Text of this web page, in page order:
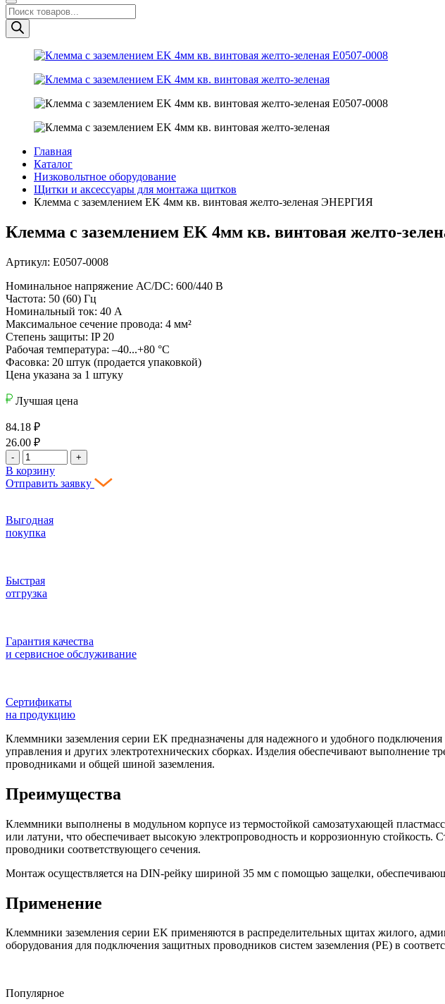
Поиск
товаров
Главная
Каталог
Низковольтное оборудование
Щитки и аксессуары для монтажа щитков
Клемма с заземлением EK 4мм кв. винтовая желто-зеленая ЭНЕРГИЯ
Клемма с заземлением EK 4мм кв. винтовая желто-
Артикул: Е0507-0008
Номинальное напряжение АС/DC: 600/440 В
Частота: 50 (60) Гц
Номинальный ток: 40 А
Максимальное сечение провода: 4 мм²
Степень защиты: IP 20
Рабочая температура: –40...+80 °C
Фасовка: 20 штук (продается упаковкой)
Цена указана за 1 штуку
Лучшая цена
84.18 ₽
26.00 ₽
- +
В корзину
Отправить заявку
Выгодная
покупка
Быстрая
отгрузка
Гарантия качества
и сервисное обслуживание
Сертификаты
на продукцию
Клеммники заземления серии EK предназначены для надежного и удобного
управления и других электротехнических сборках. Изделия обеспечивают выполнение
проводниками и общей шиной заземления.
Преимущества
Клеммники выполнены в модульном корпусе из термостойкой самозатухающей
или латуни, что обеспечивает высокую электропроводность и коррозионную
проводники соответствующего сечения.
Монтаж осуществляется на DIN-рейку шириной 35 мм с помощью защелки,
Применение
Клеммники заземления серии EK применяются в распределительных щитах жилого,
оборудования для подключения защитных проводников систем заземления (РЕ) в
Популярное